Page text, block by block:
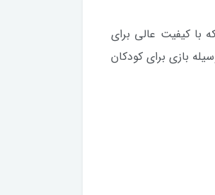
است که با کیفیت عالی برای
بازی برای کودکان